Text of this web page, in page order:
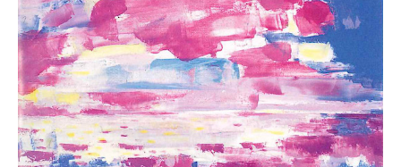
Catalog カタログ
Schedule スケジュール
About 会社案内